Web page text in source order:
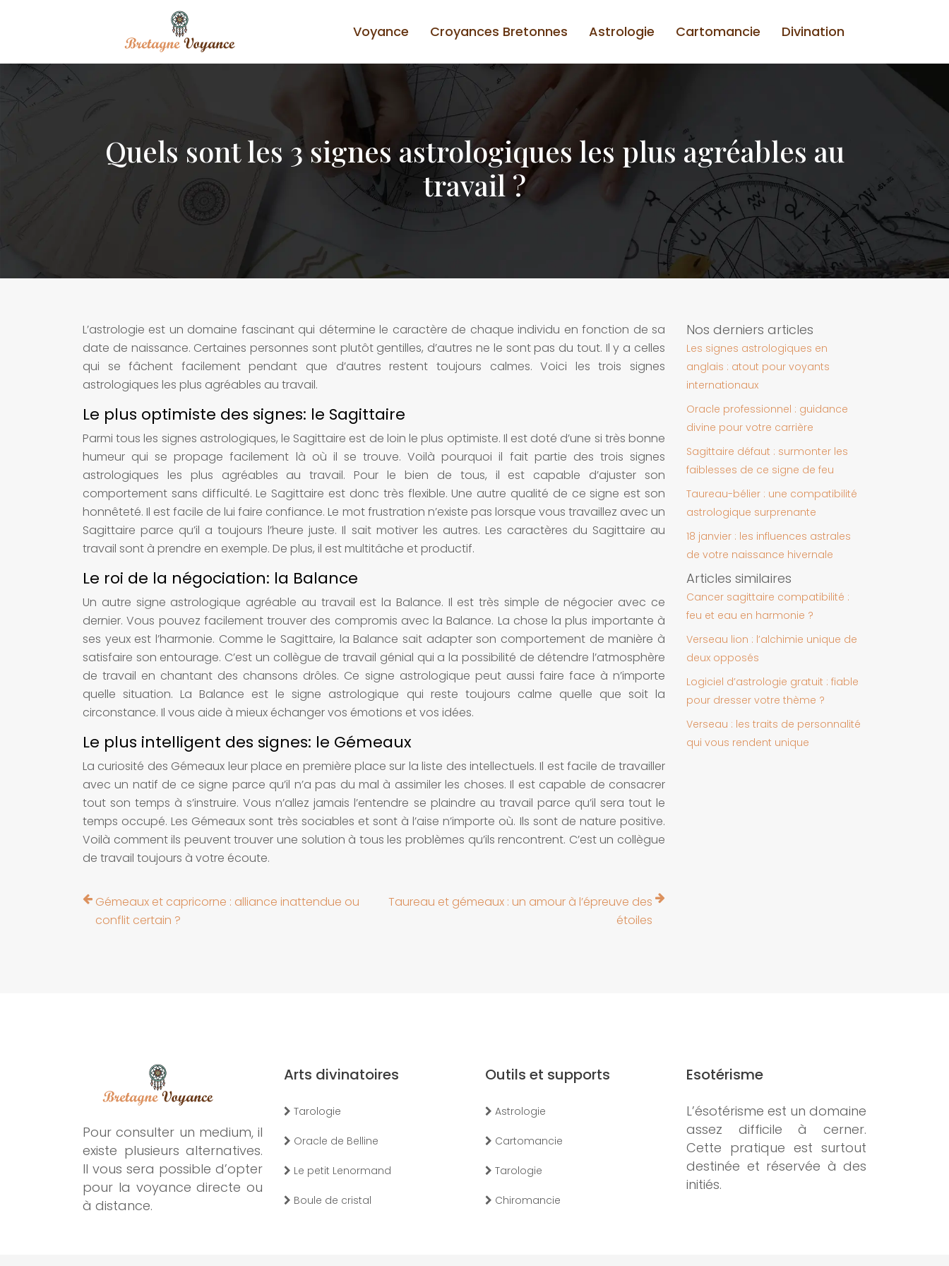
Voyance Croyances Bretonnes Astrologie Cartomancie Divination
Quels sont les 3 signes astrologiques les plus agréables au
travail ?
L’astrologie est un domaine fascinant qui détermine le caractère de chaque individu en fonction de sa
date de naissance. Certaines personnes sont plutôt gentilles, d’autres ne le sont pas du tout. Il y a celles
qui se fâchent facilement pendant que d’autres restent toujours calmes. Voici les trois signes
astrologiques les plus agréables au travail.
Le plus optimiste des signes: le Sagittaire
Parmi tous les signes astrologiques, le Sagittaire est de loin le plus optimiste. Il est doté d’une si très bonne
humeur qui se propage facilement là où il se trouve. Voilà pourquoi il fait partie des trois signes
astrologiques les plus agréables au travail. Pour le bien de tous, il est capable d’ajuster son
comportement sans difficulté. Le Sagittaire est donc très flexible. Une autre qualité de ce signe est son
honnêteté. Il est facile de lui faire confiance. Le mot frustration n’existe pas lorsque vous travaillez avec un
Sagittaire parce qu’il a toujours l’heure juste. Il sait motiver les autres. Les caractères du Sagittaire au
travail sont à prendre en exemple. De plus, il est multitâche et productif.
Le roi de la négociation: la Balance
Un autre signe astrologique agréable au travail est la Balance. Il est très simple de négocier avec ce
dernier. Vous pouvez facilement trouver des compromis avec la Balance. La chose la plus importante à
ses yeux est l’harmonie. Comme le Sagittaire, la Balance sait adapter son comportement de manière à
satisfaire son entourage. C’est un collègue de travail génial qui a la possibilité de détendre l’atmosphère
de travail en chantant des chansons drôles. Ce signe astrologique peut aussi faire face à n’importe
quelle situation. La Balance est le signe astrologique qui reste toujours calme quelle que soit la
circonstance. Il vous aide à mieux échanger vos émotions et vos idées.
Le plus intelligent des signes: le Gémeaux
La curiosité des Gémeaux leur place en première place sur la liste des intellectuels. Il est facile de travailler
avec un natif de ce signe parce qu’il n’a pas du mal à assimiler les choses. Il est capable de consacrer
tout son temps à s’instruire. Vous n’allez jamais l’entendre se plaindre au travail parce qu’il sera tout le
temps occupé. Les Gémeaux sont très sociables et sont à l’aise n’importe où. Ils sont de nature positive.
Voilà comment ils peuvent trouver une solution à tous les problèmes qu’ils rencontrent. C’est un collègue
de travail toujours à votre écoute.
Gémeaux et capricorne : alliance inattendue ou
conflit certain ?
Taureau et gémeaux : un amour à l’épreuve des
étoiles
Nos derniers articles
Les signes astrologiques en
anglais : atout pour voyants
internationaux
Oracle professionnel : guidance
divine pour votre carrière
Sagittaire défaut : surmonter les
faiblesses de ce signe de feu
Taureau-bélier : une compatibilité
astrologique surprenante
18 janvier : les influences astrales
de votre naissance hivernale
Articles similaires
Cancer sagittaire compatibilité :
feu et eau en harmonie ?
Verseau lion : l’alchimie unique de
deux opposés
Logiciel d’astrologie gratuit : fiable
pour dresser votre thème ?
Verseau : les traits de personnalité
qui vous rendent unique
Pour consulter un medium, il
existe plusieurs alternatives.
Il vous sera possible d’opter
pour la voyance directe ou
à distance.
Arts divinatoires
Tarologie
Oracle de Belline
Le petit Lenormand
Boule de cristal
Outils et supports
Astrologie
Cartomancie
Tarologie
Chiromancie
Esotérisme
L’ésotérisme est un domaine
assez difficile à cerner.
Cette pratique est surtout
destinée et réservée à des
initiés.